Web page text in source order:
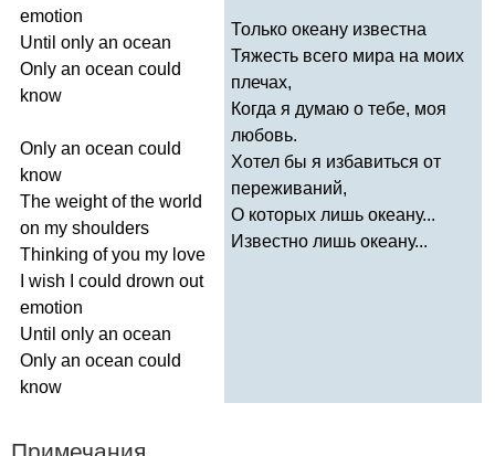
emotion
Until only an ocean
Only an ocean could
know
Only an ocean could
know
The weight of the world
on my shoulders
Thinking of you my love
wish could drown out
emotion
Until only an ocean
Only an ocean could
know
Только океану известна
Тяжесть всего мира на моих
плечах,
Когда я думаю о тебе, моя
любовь.
Хотел бы я избавиться от
переживаний,
О которых лишь океану...
Известно лишь океану...
Примечания